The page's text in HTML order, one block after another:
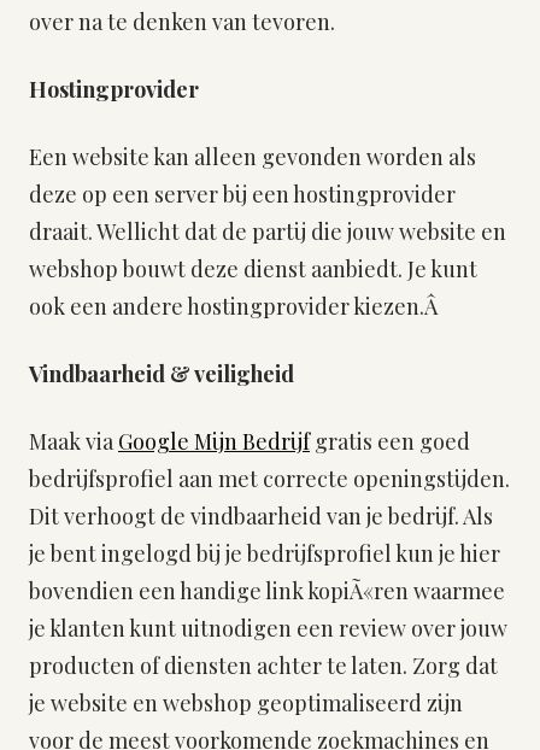
over na te denken van tevoren.
Hostingprovider
Een website kan alleen gevonden worden als
deze op een server bij een hostingprovider
draait. Wellicht dat de partij die jouw website en
webshop bouwt deze dienst aanbiedt. Je kunt
ook een andere hostingprovider kiezen.Â
Vindbaarheid & veiligheid
Maak via Google Mijn Bedrijfgratis een goed
bedrijfsprofiel aan met correcte openingstijden.
Dit verhoogt de vindbaarheid van je bedrijf. Als
je bent ingelogd bij je bedrijfsprofiel kun je hier
bovendien een handige link kopiÃ«ren waarmee
je klanten kunt uitnodigen een review over jouw
producten of diensten achter te laten. Zorg dat
je website en webshop geoptimaliseerd zijn
voor de meest voorkomende zoekmachines en